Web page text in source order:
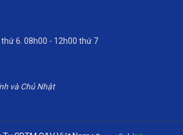
6. 08h00 - 12h00 thứ 7
và Chủ Nhật